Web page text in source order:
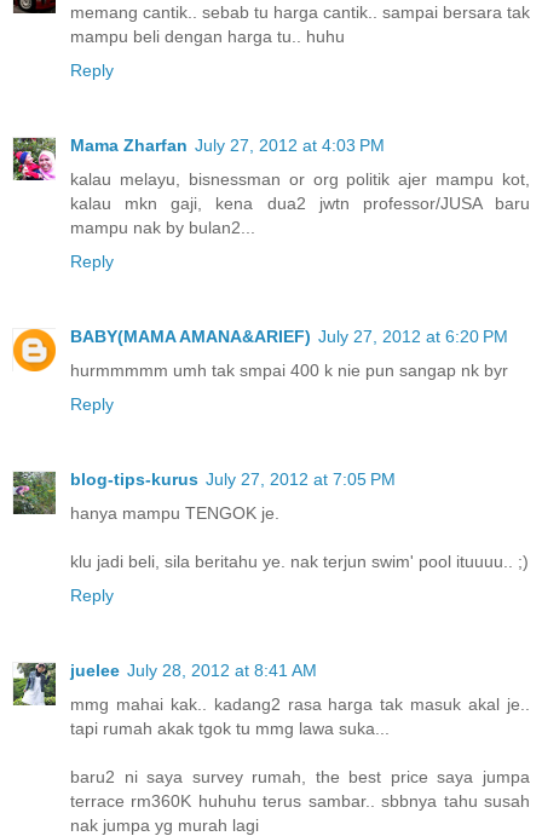
memang cantik.. sebab tu harga cantik.. sampai bersara tak
mampu beli dengan harga tu.. huhu
Reply
Mama Zharfan July 27, 2012 at 4:03 PM
kalau melayu, bisnessman or org politik ajer mampu kot,
kalau mkn gaji, kena dua2 jwtn professor/JUSA baru
mampu nak by bulan2...
Reply
BABY(MAMA AMANA&ARIEF) July 27, 2012 at 6:20 PM
hurmmmmm umh tak smpai 400 k nie pun sangap nk byr
Reply
blog-tips-kurus July 27, 2012 at 7:05 PM
hanya mampu TENGOK je.
klu jadi beli, sila beritahu ye. nak terjun swim' pool ituuuu.. ;)
Reply
juelee July 28, 2012 at 8:41 AM
mmg mahai kak.. kadang2 rasa harga tak masuk akal je..
tapi rumah akak tgok tu mmg lawa suka...
baru2 ni saya survey rumah, the best price saya jumpa
terrace rm360K huhuhu terus sambar.. sbbnya tahu susah
nak jumpa yg murah lagi